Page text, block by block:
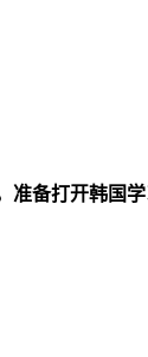
备打开韩国学